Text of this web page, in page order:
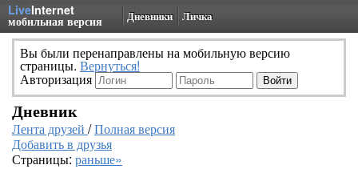
LiveInternet
мобильная версия Дневники Личка
Вы были перенаправлены на мобильную версию
страницы. Вернуться!
Авторизация
Дневник
Лента друзей /Полная версия
Добавить в друзья
Страницы: раньше»